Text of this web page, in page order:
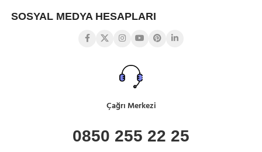
SOSYAL MEDYA HESAPLARI
Çağrı Merkezi
0850 255 22 25